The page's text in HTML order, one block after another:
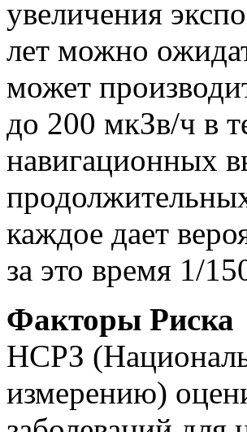
увеличения
лет можно
может
до 200 мкЗв/ч в
навигационных
каждое дает
за это время 1/
Факторы Риска
НСРЗ
измерению)